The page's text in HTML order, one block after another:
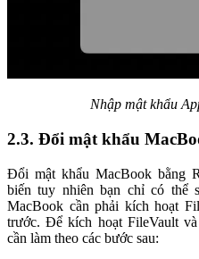
Nhập mật khẩu
2.3. Đổi mật khẩu
Đổi mật khẩu MacBook bằng
biến tuy nhiên bạn chỉ có thể
MacBook cần phải kích hoạt
trước. Để kích hoạt FileVault
cần làm theo các bước sau: